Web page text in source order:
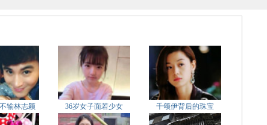
输林志颖 36岁女子面若少女 千颂伊背后的珠宝